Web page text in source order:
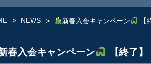
NEWS 新春入会キャンペーン 【
春入会キャンペーン 【終了】